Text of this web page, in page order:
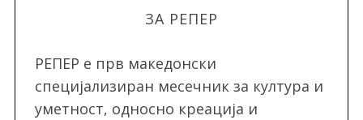
ЗА РЕПЕР
РЕПЕР e прв македонски
специјализиран месечник за култура и
уметност, односно креација и